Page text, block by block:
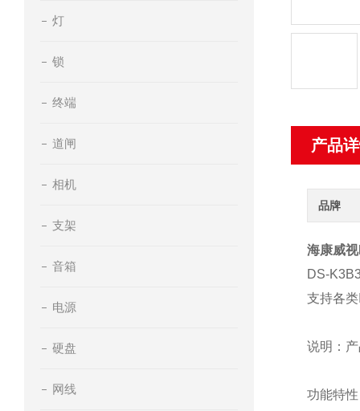
灯
锁
终端
道闸
相机
支架
音箱
电源
硬盘
网线
产品
品牌
海康威
DS-
支持各类
说明：
功能特性